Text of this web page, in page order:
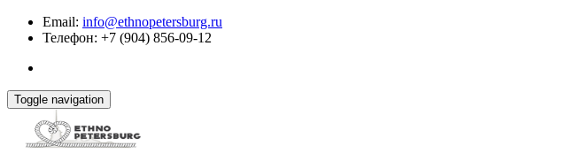
Email: info@ethnopetersburg.ru
Телефон: +7 (904) 856-09-12
Toggle navigation